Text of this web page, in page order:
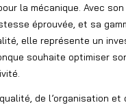
la mécanique. Avec son
éprouvée, et sa
elle représente un
souhaite optimiser
de l’organisation et